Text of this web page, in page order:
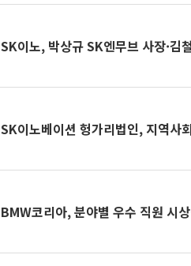
SK이노, 박상규 SK엔무브 사장·김
SK이노베이션 헝가리법인, 지역사
BMW코리아, 분야별 우수 직원 시